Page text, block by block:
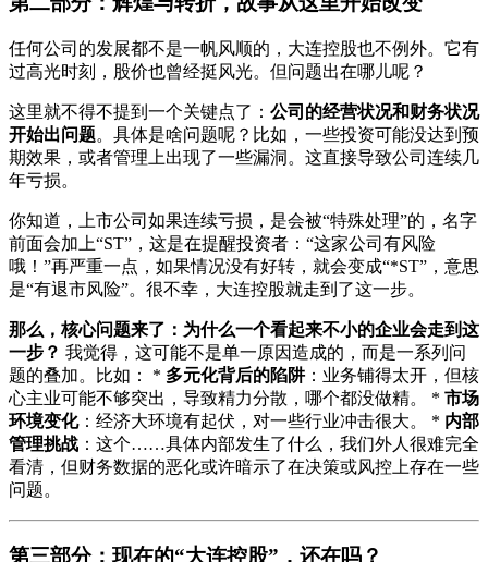
任何公司的发展都不是一帆风顺的，大连控股也不例外。它有
过高光时刻，股价也曾经挺风光。但问题出在哪儿呢？
这里就不得不提到一个关键点了： 公司的经营状况和财务状况
开始出问题。具体是啥问题呢？比如，一些投资可能没达到预
期效果，或者管理上出现了一些漏洞。这直接导致公司连续几
年亏损。
你知道，上市公司如果连续亏损，是会被“特殊处理”的，名字
前面会加上“ST”，这是在提醒投资者：“这家公司有风险
哦！”再严重一点，如果情况没有好转，就会变成“*ST”，意思
是“有退市风险”。很不幸，大连控股就走到了这一步。
那么，核心问题来了：为什么一个看起来不小的企业会走到这
一步？ 我觉得，这可能不是单一原因造成的，而是一系列问
题的叠加。比如： * 多元化背后的陷阱：业务铺得太开，但核
心主业可能不够突出，导致精力分散，哪个都没做精。 * 市场
环境变化：经济大环境有起伏，对一些行业冲击很大。 * 内部
管理挑战 ：这个……具体内部发生了什么，我们外人很难完全
看清，但财务数据的恶化或许暗示了在决策或风控上存在一些
问题。
第三部分：现在的“大连控股”，还在吗？